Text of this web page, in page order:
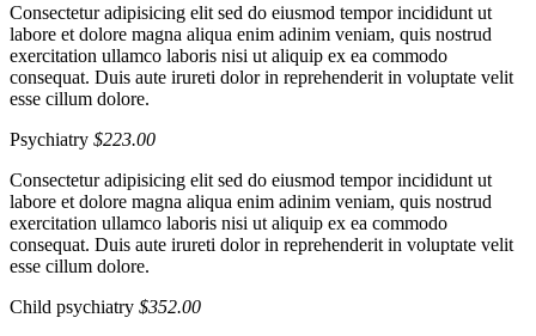
Consectetur adipisicing elit sed do eiusmod tempor incididunt ut
labore et dolore magna aliqua enim adinim veniam, quis nostrud
exercitation ullamco laboris nisi ut aliquip ex ea commodo
consequat. Duis aute irureti dolor in reprehenderit in voluptate velit
esse cillum dolore.
Psychiatry $223.00
Consectetur adipisicing elit sed do eiusmod tempor incididunt ut
labore et dolore magna aliqua enim adinim veniam, quis nostrud
exercitation ullamco laboris nisi ut aliquip ex ea commodo
consequat. Duis aute irureti dolor in reprehenderit in voluptate velit
esse cillum dolore.
Child psychiatry $352.00